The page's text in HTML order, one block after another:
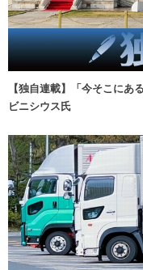
【独自連載】「今そこに
ビニシウス氏